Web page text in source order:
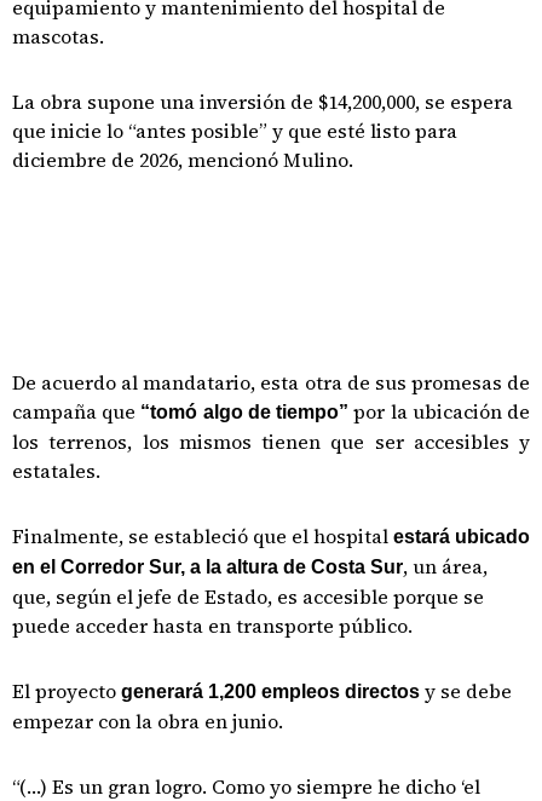
equipamiento y mantenimiento del hospital de
mascotas.
La obra supone una inversión de $14,200,000, se espera
que inicie lo “antes posible” y que esté listo para
diciembre de 2026, mencionó Mulino.
De acuerdo al mandatario, esta otra de sus promesas de
campaña que “tomó algo de tiempo”por la ubicación de
los terrenos, los mismos tienen que ser accesibles y
estatales.
Finalmente, se estableció que el hospital estará ubicado
en el Corredor Sur, a la altura de Costa Sur, un área,
que, según el jefe de Estado, es accesible porque se
puede acceder hasta en transporte público.
El proyecto generará 1,200 empleos directos y se debe
empezar con la obra en junio.
“(…) Es un gran logro. Como yo siempre he dicho ‘el